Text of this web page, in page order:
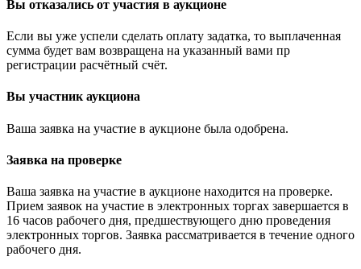
Вы отказались от участия в аукционе
Если вы уже успели сделать оплату задатка, то выплаченная
сумма будет вам возвращена на указанный вами пр
регистрации расчётный счёт.
Вы участник аукциона
Ваша заявка на участие в аукционе была одобрена.
Заявка на проверке
Ваша заявка на участие в аукционе находится на проверке.
Прием заявок на участие в электронных торгах завершается в
16 часов рабочего дня, предшествующего дню проведения
электронных торгов. Заявка рассматривается в течение одного
рабочего дня.